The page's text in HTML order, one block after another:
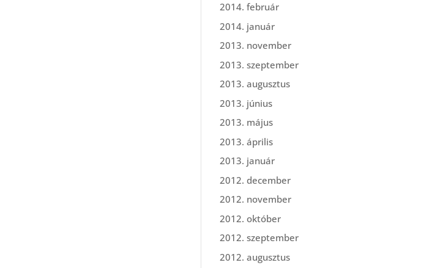
2014. február
2014. január
2013. november
2013. szeptember
2013. augusztus
2013. június
2013. május
2013. április
2013. január
2012. december
2012. november
2012. október
2012. szeptember
2012. augusztus